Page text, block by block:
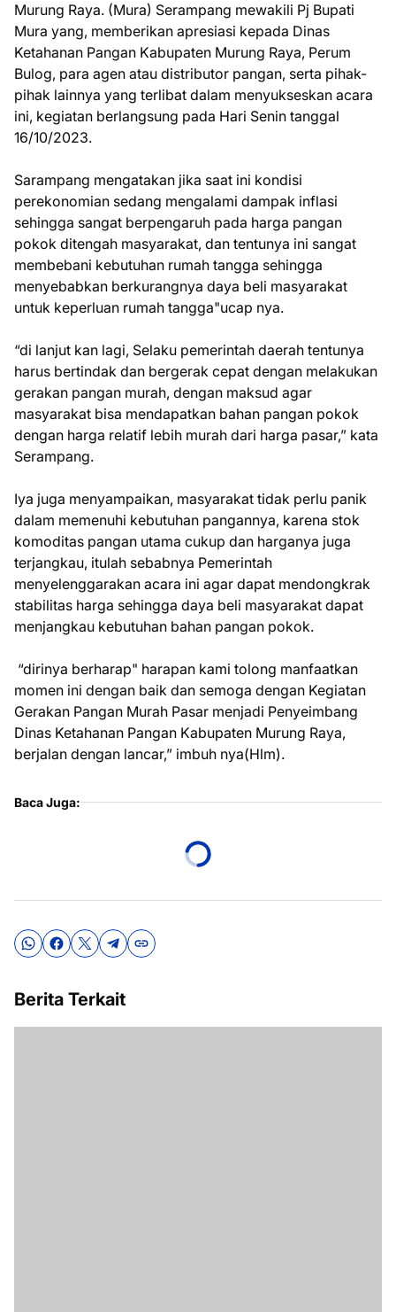
Murung Raya. (Mura) Serampang mewakili Pj Bupati
Mura yang, memberikan apresiasi kepada Dinas
Ketahanan Pangan Kabupaten Murung Raya, Perum
Bulog, para agen atau distributor pangan, serta pihak-
pihak lainnya yang terlibat dalam menyukseskan acara
ini, kegiatan berlangsung pada Hari Senin tanggal
16/10/2023.
Sarampang mengatakan jika saat ini kondisi
perekonomian sedang mengalami dampak inflasi
sehingga sangat berpengaruh pada harga pangan
pokok ditengah masyarakat, dan tentunya ini sangat
membebani kebutuhan rumah tangga sehingga
menyebabkan berkurangnya daya beli masyarakat
untuk keperluan rumah tangga"ucap nya.
“di lanjut kan lagi, Selaku pemerintah daerah tentunya
harus bertindak dan bergerak cepat dengan melakukan
gerakan pangan murah, dengan maksud agar
masyarakat bisa mendapatkan bahan pangan pokok
dengan harga relatif lebih murah dari harga pasar,” kata
Serampang.
Iya juga menyampaikan, masyarakat tidak perlu panik
dalam memenuhi kebutuhan pangannya, karena stok
komoditas pangan utama cukup dan harganya juga
terjangkau, itulah sebabnya Pemerintah
menyelenggarakan acara ini agar dapat mendongkrak
stabilitas harga sehingga daya beli masyarakat dapat
menjangkau kebutuhan bahan pangan pokok.
“dirinya berharap" harapan kami tolong manfaatkan
momen ini dengan baik dan semoga dengan Kegiatan
Gerakan Pangan Murah Pasar menjadi Penyeimbang
Dinas Ketahanan Pangan Kabupaten Murung Raya,
berjalan dengan lancar,” imbuh nya(Hlm).
Baca Juga:
Berita Terkait